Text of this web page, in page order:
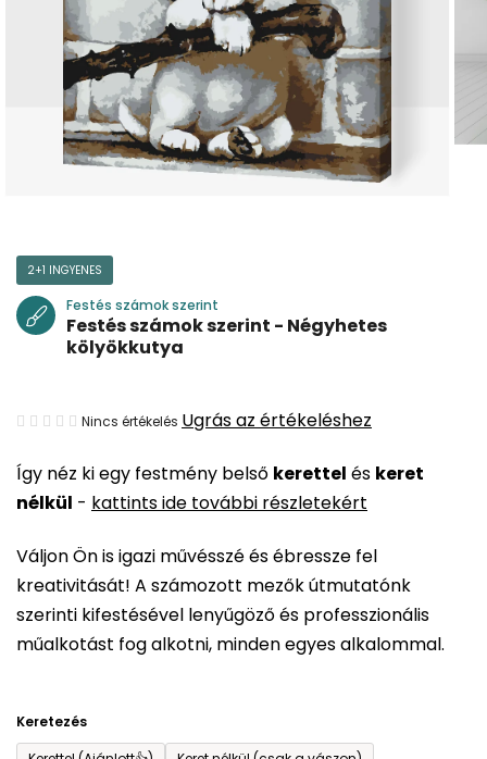
Így néz ki egy festmény belső kerettel és keret
nélkül - kattints ide további részletekért
Váljon Ön is igazi művésszé és ébressze fel
kreativitását! A számozott mezők útmutatónk
szerinti kifestésével lenyűgöző és professzionális
műalkotást fog alkotni, minden egyes alkalommal.
Keretezés
2+1 INGYENES
Festés számok szerint
Festés számok szerint - Négyhetes
kölyökkutya
A
átlagos
értékelése
ből
0,0
csillag.
Nincs értékelés Ugrás az értékeléshez